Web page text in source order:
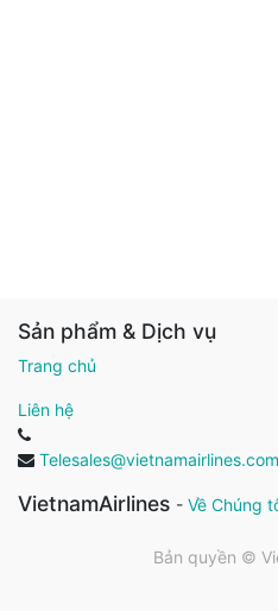
Sản phẩm & Dịch vụ
Trang chủ
Liên hệ
Telesales@vietnamairlines.com
VietnamAirlines - Về Chúng
Bản quyền ©